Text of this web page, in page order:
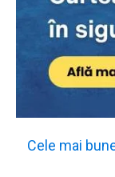
Cele mai